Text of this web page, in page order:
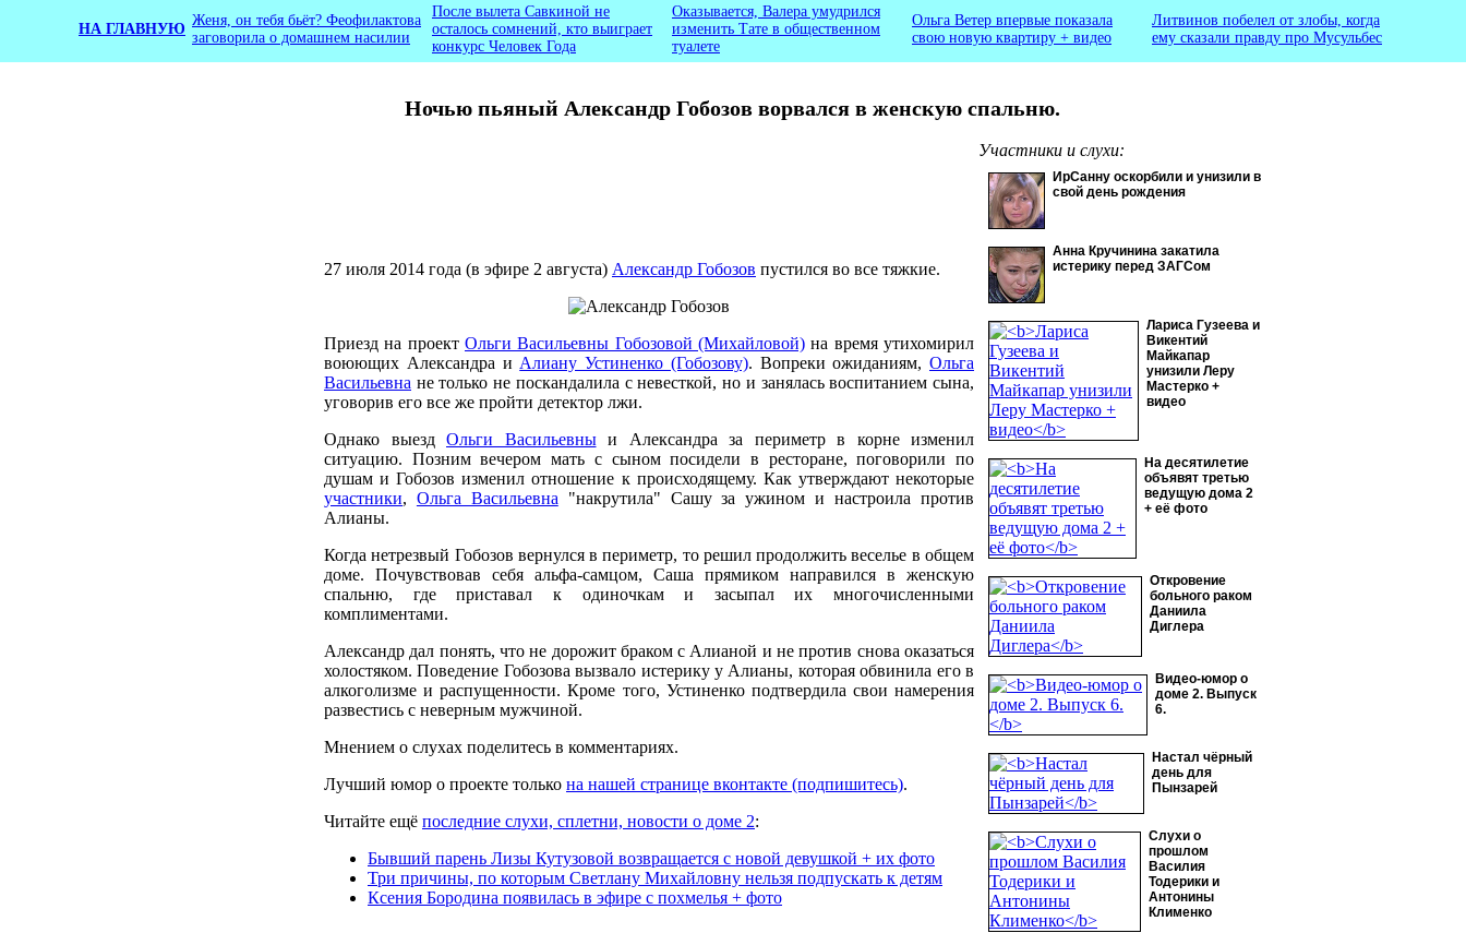
Ночью пьяный Александр Гобозов ворвался в женскую спальню.
НА ГЛАВНУЮ
Женя, он тебя бьёт? Феофилактова
заговорила о домашнем насилии
После вылета Савкиной не
осталось сомнений, кто выиграет
конкурс Человек Года
Оказывается, Валера умудрился
изменить Тате в общественном
туалете
Ольга Ветер впервые показала
свою новую квартиру + видео
Литвинов побелел от злобы, когда
ему сказали правду про Мусульбес
Участники и слухи:
ИрСанну оскорбили и унизили в
свой день рождения
Анна Кручинина закатила
истерику перед ЗАГСом
Лариса Гузеева и
Викентий
Майкапар
унизили Леру
Мастерко +
видео
На десятилетие
объявят третью
ведущую дома 2
+ её фото
Откровение
больного раком
Даниила
Диглера
Видео-юмор о
доме 2. Выпуск
6.
Настал чёрный
день для
Пынзарей
Слухи о
прошлом
Василия
Тодерики и
Антонины
Клименко
27 июля 2014 года (в эфире 2 августа) Александр Гобозов пустился во все тяжкие.
Приезд на проект Ольги Васильевны Гобозовой (Михайловой) на время утихомирил
воюющих Александра и Алиану Устиненко (Гобозову). Вопреки ожиданиям, Ольга
Васильевна не только не поскандалила с невесткой, но и занялась воспитанием сына,
уговорив его все же пройти детектор лжи.
Однако выезд Ольги Васильевныи Александра за периметр в корне изменил
ситуацию. Позним вечером мать с сыном посидели в ресторане, поговорили по
душам и Гобозов изменил отношение к происходящему. Как утверждают некоторые
участники, Ольга Васильевна "накрутила" Сашу за ужином и настроила против
Алианы.
Когда нетрезвый Гобозов вернулся в периметр, то решил продолжить веселье в общем
доме. Почувствовав себя альфа-самцом, Саша прямиком направился в женскую
спальню, где приставал к одиночкам и засыпал их многочисленными
комплиментами.
Александр дал понять, что не дорожит браком с Алианой и не против снова оказаться
холостяком. Поведение Гобозова вызвало истерику у Алианы, которая обвинила его в
алкоголизме и распущенности. Кроме того, Устиненко подтвердила свои намерения
развестись с неверным мужчиной.
Мнением о слухах поделитесь в комментариях.
Лучший юмор о проекте только на нашей странице вконтакте (подпишитесь).
Читайте ещё последние слухи, сплетни, новости о доме 2:
Бывший парень Лизы Кутузовой возвращается с новой девушкой + их фото
Три причины, по которым Светлану Михайловну нельзя подпускать к детям
Ксения Бородина появилась в эфире с похмелья + фото